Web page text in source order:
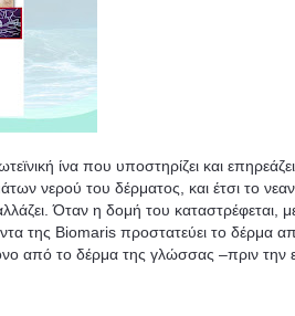
ίνα που υποστηρίζει και
νερού του δέρματος, και έτσι το
Όταν η δομή του καταστρέφεται,
της Biomaris προστατεύει το δέρμα
από το δέρμα της γλώσσας –πριν την